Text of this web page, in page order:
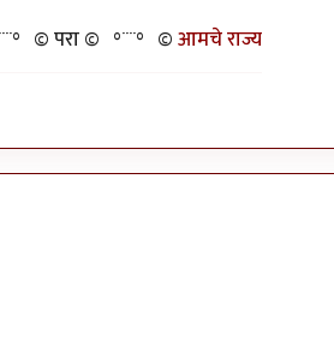
परा ©º°¨¨°º©आमचे राज्य